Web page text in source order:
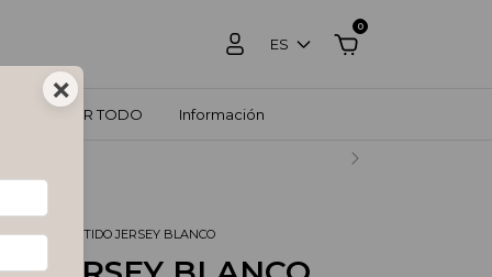
ES
0
VER TODO Información
PAGO.
VESTIDO JERSEY BLANCO
×